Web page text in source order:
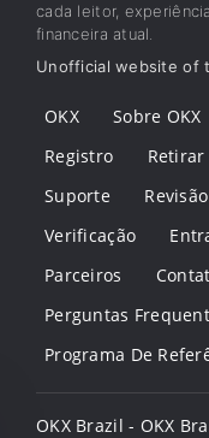
cada leitor,
financeira atual.
Unofficial website of
OKX Sobre OKX
Registro
Retirar
Suporte
Revisão
Verificação
Parceiros
Perguntas
Programa De
OKX Brazil - OKX